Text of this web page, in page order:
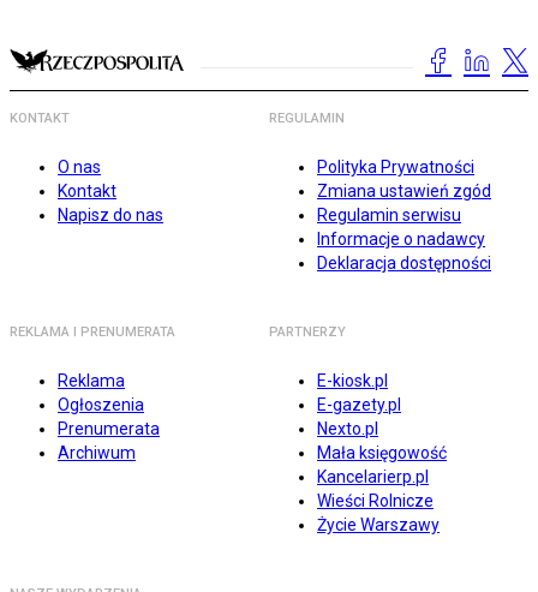
KONTAKT
O nas
Kontakt
Napisz do nas
REGULAMIN
Polityka Prywatności
Zmiana ustawień zgód
Regulamin serwisu
Informacje o nadawcy
Deklaracja dostępności
REKLAMA I PRENUMERATA
Reklama
Ogłoszenia
Prenumerata
Archiwum
PARTNERZY
E-kiosk.pl
E-gazety.pl
Nexto.pl
Mała księgowość
Kancelarierp.pl
Wieści Rolnicze
Życie Warszawy